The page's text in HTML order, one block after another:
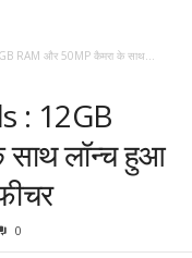
RAM और 50MP कैमरा के साथ...
: 12GB
लॉन्च हुआ
0